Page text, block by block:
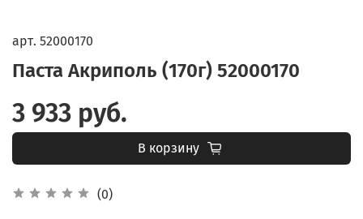
арт. 52000170
Паста Акриполь (170г) 52000170
(0)
3 933 руб.
В корзину